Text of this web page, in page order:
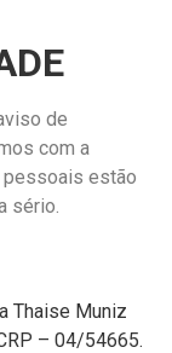
de
com a
pessoais estão
sério.
Thaise Muniz
– 04/54665.